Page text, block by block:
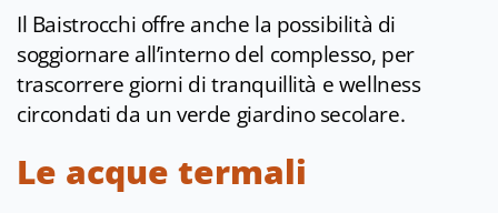
Il Baistrocchi offre anche la possibilità di
soggiornare all’interno del complesso, per
trascorrere giorni di tranquillità e wellness
circondati da un verde giardino secolare.
Le acque termali